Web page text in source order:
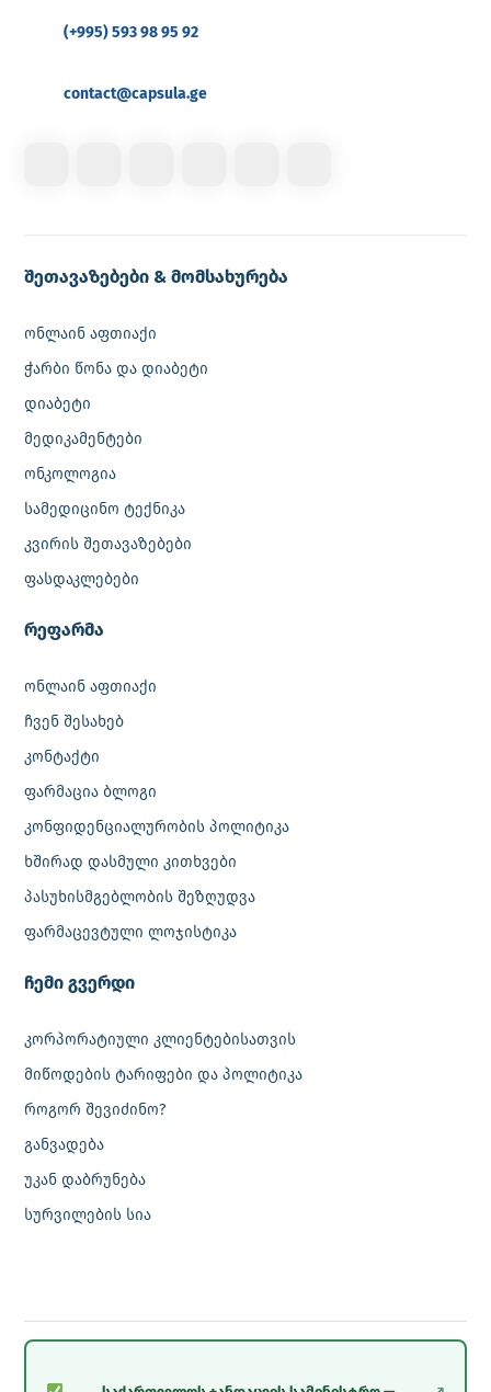
(+995) 593 98 95 92
contact@capsula.ge
შეთავაზებები & მომსახურება
ონლაინ აფთიაქი
ჭარბი წონა და დიაბეტი
დიაბეტი
მედიკამენტები
ონკოლოგია
სამედიცინო ტექნიკა
კვირის შეთავაზებები
ფასდაკლებები
რეფარმა
ონლაინ აფთიაქი
ჩვენ შესახებ
კონტაქტი
ფარმაცია ბლოგი
კონფიდენციალურობის პოლიტიკა
ხშირად დასმული კითხვები
პასუხისმგებლობის შეზღუდვა
ფარმაცევტული ლოჯისტიკა
‎ჩემი გვერდი
კორპორატიული კლიენტებისათვის
მიწოდების ტარიფები და პოლიტიკა
როგორ შევიძინო?
განვადება
უკან დაბრუნება
სურვილების სია